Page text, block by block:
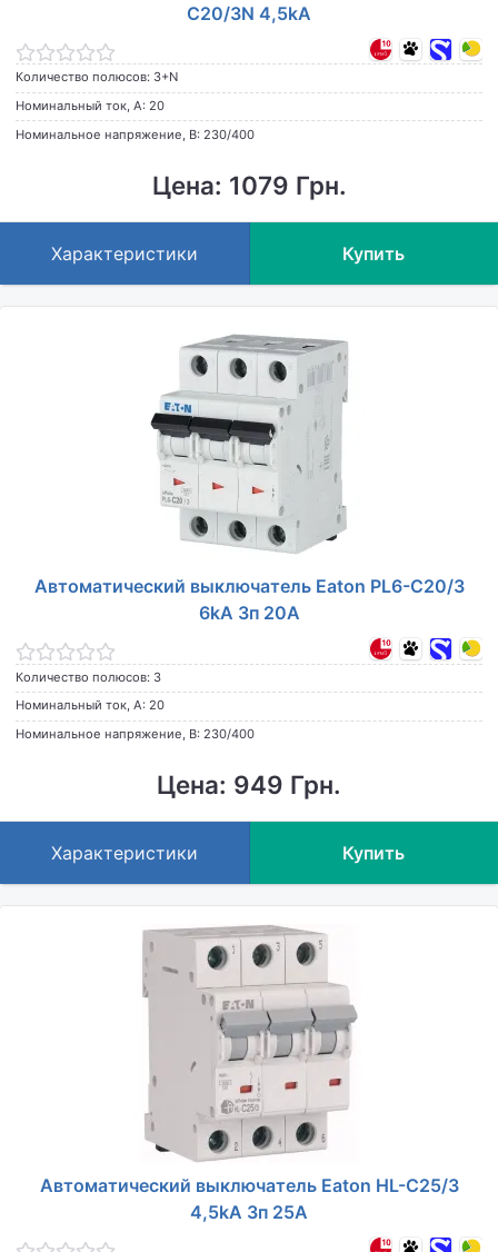
C20/3N 4,5kA
Количество полюсов: 3+N
Номинальный ток, А: 20
Номинальное напряжение, В: 230/400
Цена: 1079 Грн.
Характеристики Купить
Автоматический выключатель Eaton PL6-C20/3
6kA 3п 20A
Количество полюсов: 3
Номинальный ток, А: 20
Номинальное напряжение, В: 230/400
Цена: 949 Грн.
Характеристики Купить
Автоматический выключатель Eaton HL-C25/3
4,5kA 3п 25A